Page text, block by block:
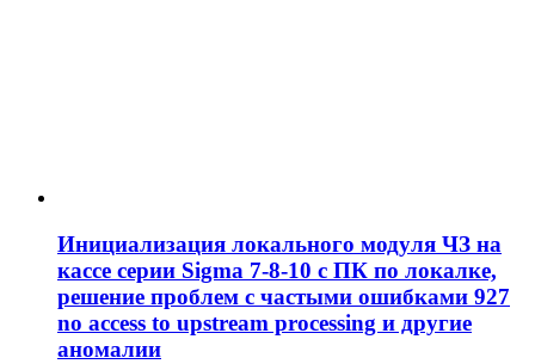
Инициализация локального модуля ЧЗ на
кассе серии Sigma 7-8-10 с ПК по локалке,
решение проблем c частыми ошибками 927
no access to upstream processing и другие
аномалии